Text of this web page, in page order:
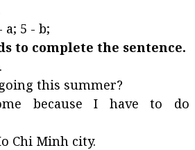
a; 5 - b;
to complete the sentence.
this summer?
because I have to do
Chi Minh city.